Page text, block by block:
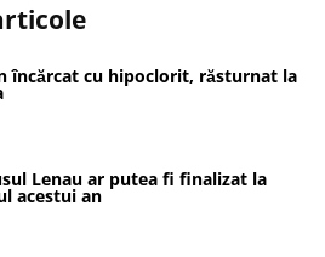
încărcat cu hipoclorit, răsturnat la
Lenau ar putea fi finalizat la
acestui an